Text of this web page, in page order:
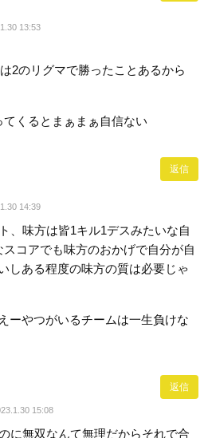
13:53
2のリグマで勝ったことあるから
くるとまぁまぁ自信ない
返信
14:39
、味方は皆1キル1デスみたいな自
コアでも味方のおかげで自分が自
しある程度の味方の質は必要じゃ
ーやつがいるチームは一生負けな
返信
15:08
に無双なんて無理だからそれで合